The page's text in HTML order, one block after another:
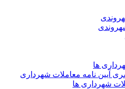
ها
آیین نامه معاملات شهرداری
شهرداری ها